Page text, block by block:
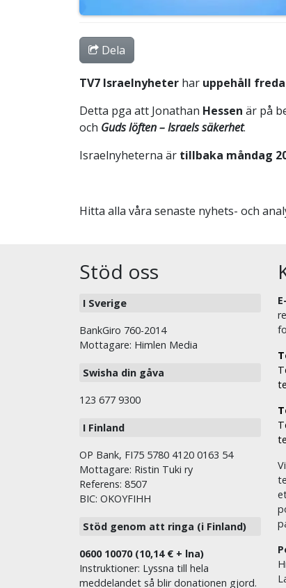
Dela
TV7 Israelnyheter har uppehåll
Detta pga att Jonathan Hessen är på
och Guds löften – Israels säkerhet.
Israelnyheterna är tillbaka måndag
Hitta alla våra senaste nyhets- och
Stöd oss
I Sverige
BankGiro 760-2014
Mottagare: Himlen Media
Swisha din gåva
123 677 9300
I Finland
OP Bank, FI75 5780 4120 0163 54
Mottagare: Ristin Tuki ry
Referens: 8507
BIC: OKOYFIHH
Stöd genom att ringa (i Finland)
0600 10070 (10,14 € + lna)
Instruktioner: Lyssna till hela
meddelandet så blir donationen gjord.